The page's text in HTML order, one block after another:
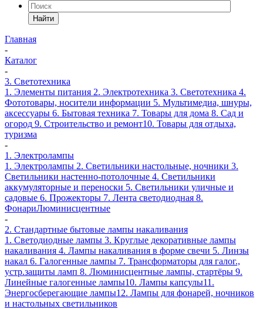
Найти
Главная
-
Каталог
-
3. Светотехника
1. Элементы питания 2. Электротехника 3. Светотехника 4.
Фототовары, носители информации 5. Мультимедиа, шнуры,
аксессуары 6. Бытовая техника 7. Товары для дома 8. Сад и
огород 9. Строительство и ремонт10. Товары для отдыха,
туризма
-
1. Электролампы
1. Электролампы 2. Светильники настольные, ночники 3.
Светильники настенно-потолочные 4. Светильники
аккумуляторные и переноски 5. Светильники уличные и
садовые 6. Прожекторы 7. Лента светодиодная 8.
ФонариЛюминисцентные
-
2. Стандартные бытовые лампы накаливания
1. Светодиодные лампы 3. Круглые декоративные лампы
накаливания 4. Лампы накаливания в форме свечи 5. Линзы
накал 6. Галогенные лампы 7. Трансформаторы для галог.,
устр.защиты ламп 8. Люминисцентные лампы, стартёры 9.
Линейные галогенные лампы10. Лампы капсулы11.
Энергосберегающие лампы12. Лампы для фонарей, ночников
и настольных светильников